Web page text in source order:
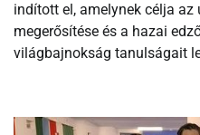
indított el, amelynek célja az
megerősítése és a hazai
világbajnokság tanulságait